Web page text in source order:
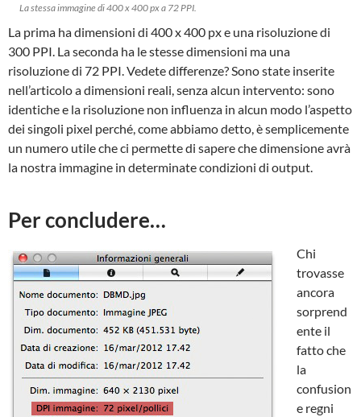
La stessa immagine di 400 x 400 px a 72 PPI.
La prima ha dimensioni di 400 x 400 px e una risoluzione di
300 PPI. La seconda ha le stesse dimensioni ma una
risoluzione di 72 PPI. Vedete differenze? Sono state inserite
nell’articolo a dimensioni reali, senza alcun intervento: sono
identiche e la risoluzione non influenza in alcun modo l’aspetto
dei singoli pixel perché, come abbiamo detto, è semplicemente
un numero utile che ci permette di sapere che dimensione avrà
la nostra immagine in determinate condizioni di output.
Per concludere…
Chi
trovasse
ancora
sorprend
ente il
fatto che
la
confusion
e regni